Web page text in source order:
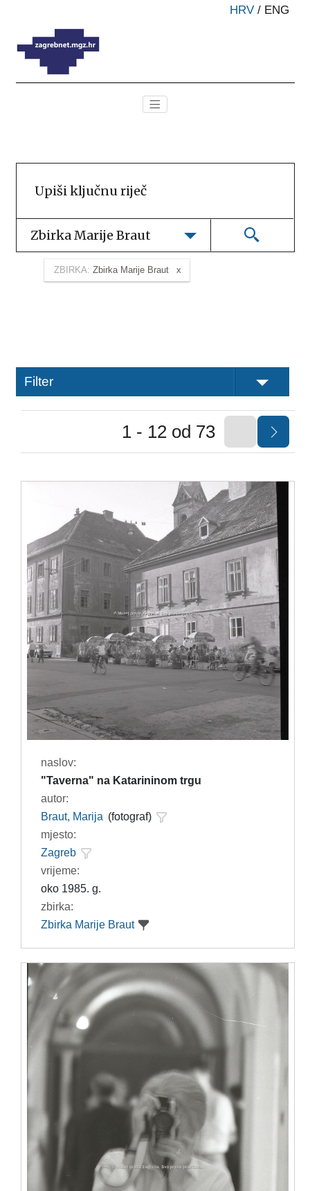
HRV / ENG
Zbirka Marije Braut
ZBIRKA: Zbirka Marije Braut
Filter
1 - 12 od 73
naslov:
"Taverna" na Katarininom trgu
autor:
Braut, Marija (fotograf)
mjesto:
Zagreb
vrijeme:
oko 1985. g.
zbirka:
Zbirka Marije Braut